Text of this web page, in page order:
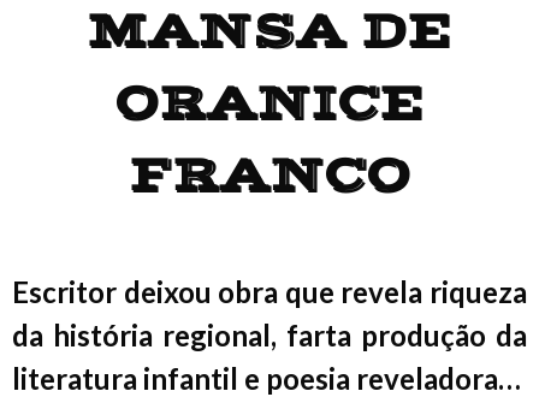
MANSA DE
ORANICE
FRANCO
Escritor deixou obra que revela riqueza
da história regional, farta produção da
literatura infantil e poesia reveladora…